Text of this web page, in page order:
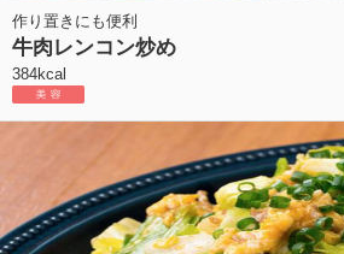
作り置きにも便利
牛肉レンコン炒め
384kcal